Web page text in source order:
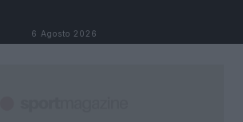
6 Agosto 2026